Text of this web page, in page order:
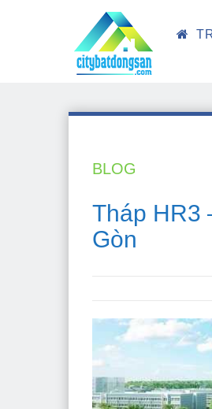
BLOG
Tháp HR3
Gòn